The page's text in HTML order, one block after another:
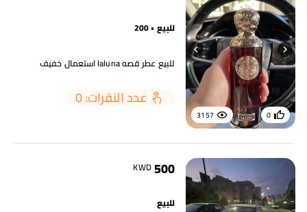
3157 0
للبيع • 200
للبيع عطر قصه laluna استعمال خفيف
عدد النقرات: 0
500
KWD
للبيع